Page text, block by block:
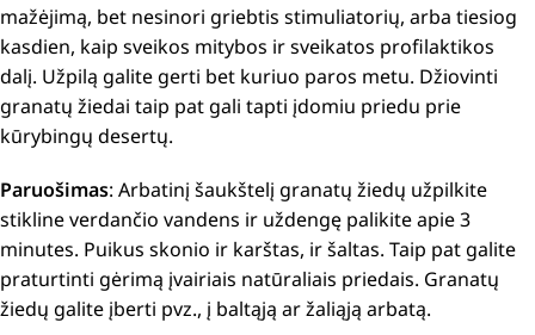
mažėjimą, bet nesinori griebtis stimuliatorių, arba tiesiog
kasdien, kaip sveikos mitybos ir sveikatos profilaktikos
dalį. Užpilą galite gerti bet kuriuo paros metu. Džiovinti
granatų žiedai taip pat gali tapti įdomiu priedu prie
kūrybingų desertų.
Paruošimas: Arbatinį šaukštelį granatų žiedų užpilkite
stikline verdančio vandens ir uždengę palikite apie 3
minutes. Puikus skonio ir karštas, ir šaltas. Taip pat galite
praturtinti gėrimą įvairiais natūraliais priedais. Granatų
žiedų galite įberti pvz., į baltąją ar žaliąją arbatą.